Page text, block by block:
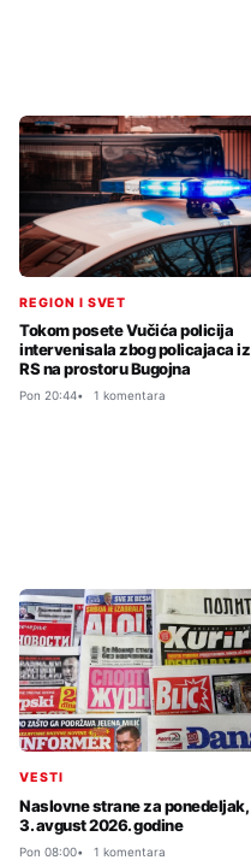
REGION I SVET
Tokom posete Vučića policija
intervenisala zbog policajaca iz
RS na prostoru Bugojna
Pon 20:44 1 komentara
VESTI
Naslovne strane za ponedeljak,
3. avgust 2026. godine
Pon 08:00 1 komentara